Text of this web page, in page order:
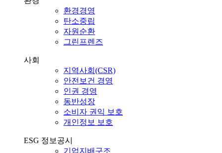
환경경영
탄소중립
자원순환
그린프렌즈
사회
지역사회(CSR)
안전보건 경영
인권 경영
동반성장
소비자 권익 보호
개인정보 보호
ESG 정보공시
기업지배구조